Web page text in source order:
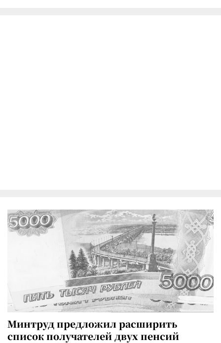
Минтруд предложил расширить
список получателей двух пенсий